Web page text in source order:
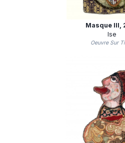
Masque III,
Ise
Oeuvre Sur